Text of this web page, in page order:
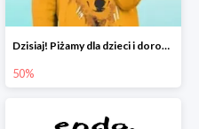
Dzisiaj! Piżamy dla dzieci i dorosłych -50%
50%